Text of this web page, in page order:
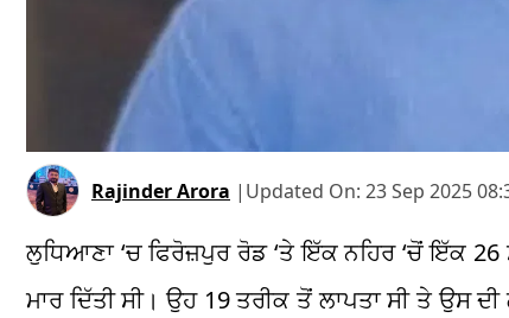
Rajinder Arora | Updated On: 23 Sep 2025
ਲੁਧਿਆਣਾ‘ਚ ਫਿਰੋਜ਼ਪੁਰ ਰੋਡ ‘ਤੇ ਇੱਕ ਨਹਿਰ‘ਚੋਂ ਇੱਕ 26
ਮਾਰ ਦਿੱਤੀ ਸੀ। ਉਹ 19 ਤਰੀਕ ਤੋਂ ਲਾਪਤਾ ਸੀ ਤੇ ਉਸ